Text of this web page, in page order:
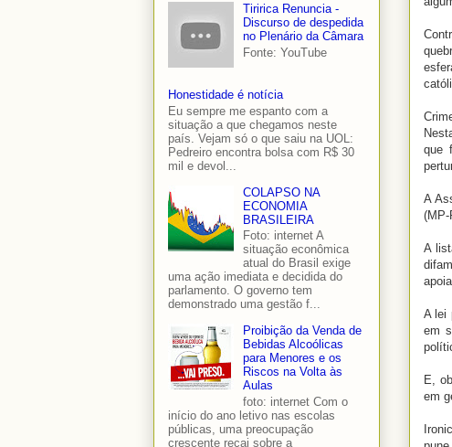
que
A
(MP-
A
A lei
em
E,
em
Tiririca Renuncia -
Discurso de despedida
no Plenário da Câmara
Fonte: YouTube
Honestidade é notícia
Eu sempre me espanto com a
situação a que chegamos neste
país. Vejam só o que saiu na UOL:
Pedreiro encontra bolsa com R$ 30
mil e devol...
COLAPSO NA
ECONOMIA
BRASILEIRA
Foto: internet A
situação econômica
atual do Brasil exige
uma ação imediata e decidida do
parlamento. O governo tem
demonstrado uma gestão f...
Proibição da Venda de
Bebidas Alcoólicas
para Menores e os
Riscos na Volta às
Aulas
foto: internet Com o
início do ano letivo nas escolas
públicas, uma preocupação
crescente recai sobre a